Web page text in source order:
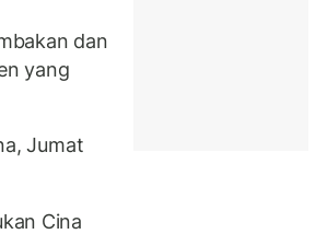
dan
yang
Jumat
Cina